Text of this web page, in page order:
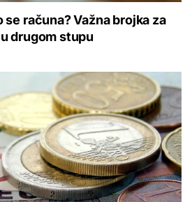
se računa? Važna brojka za
drugom stupu